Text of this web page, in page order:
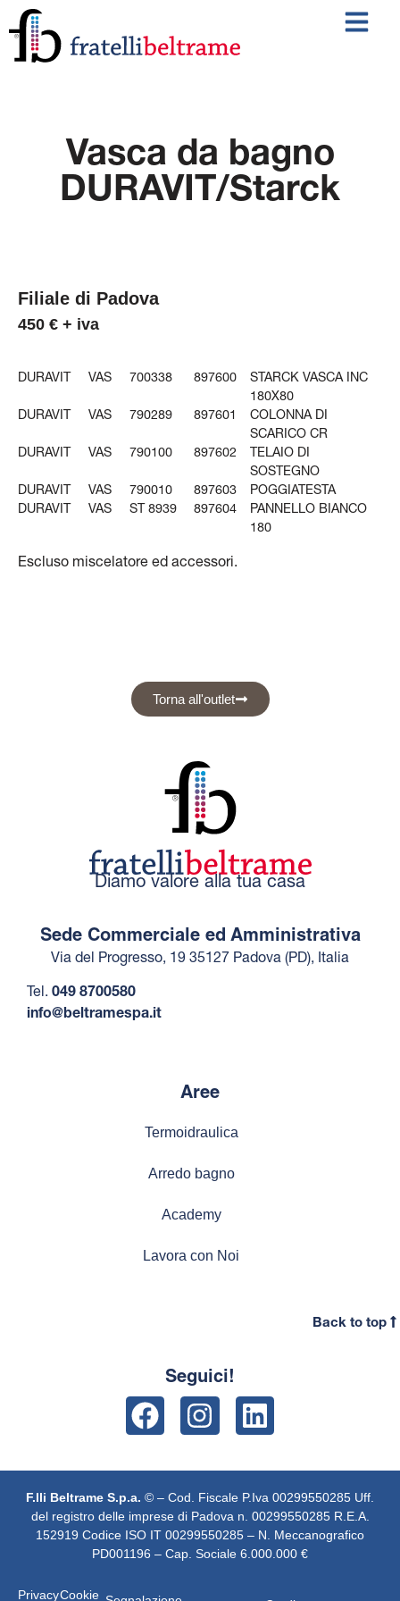
Vasca da bagno
DURAVIT/Starck
Filiale di Padova
450 € + iva
DURAVIT VAS 700338 897600
STARCK VASCA INC
180X80
DURAVIT
VAS 790289 897601
COLONNA DI
SCARICO CR
DURAVIT
VAS 790100 897602
TELAIO DI
SOSTEGNO
DURAVIT
VAS 790010 897603
POGGIATESTA
DURAVIT
VAS ST 8939 897604
PANNELLO BIANCO
180
Escluso miscelatore ed accessori.
Torna all'outlet
Diamo valore alla tua casa
Sede Commerciale ed Amministrativa
Via del Progresso, 19 35127 Padova (PD), Italia
Tel. 049 8700580
info@beltramespa.it
Aree
Termoidraulica
Arredo bagno
Academy
Lavora con Noi
Back to top
Seguici!
F.lli Beltrame S.p.a. © – Cod. Fiscale P.Iva 00299550285 Uff.
del registro delle imprese di Padova n. 00299550285 R.E.A.
152919 Codice ISO IT 00299550285 – N. Meccanografico
PD001196 – Cap. Sociale 6.000.000 €
PrivacyCookie